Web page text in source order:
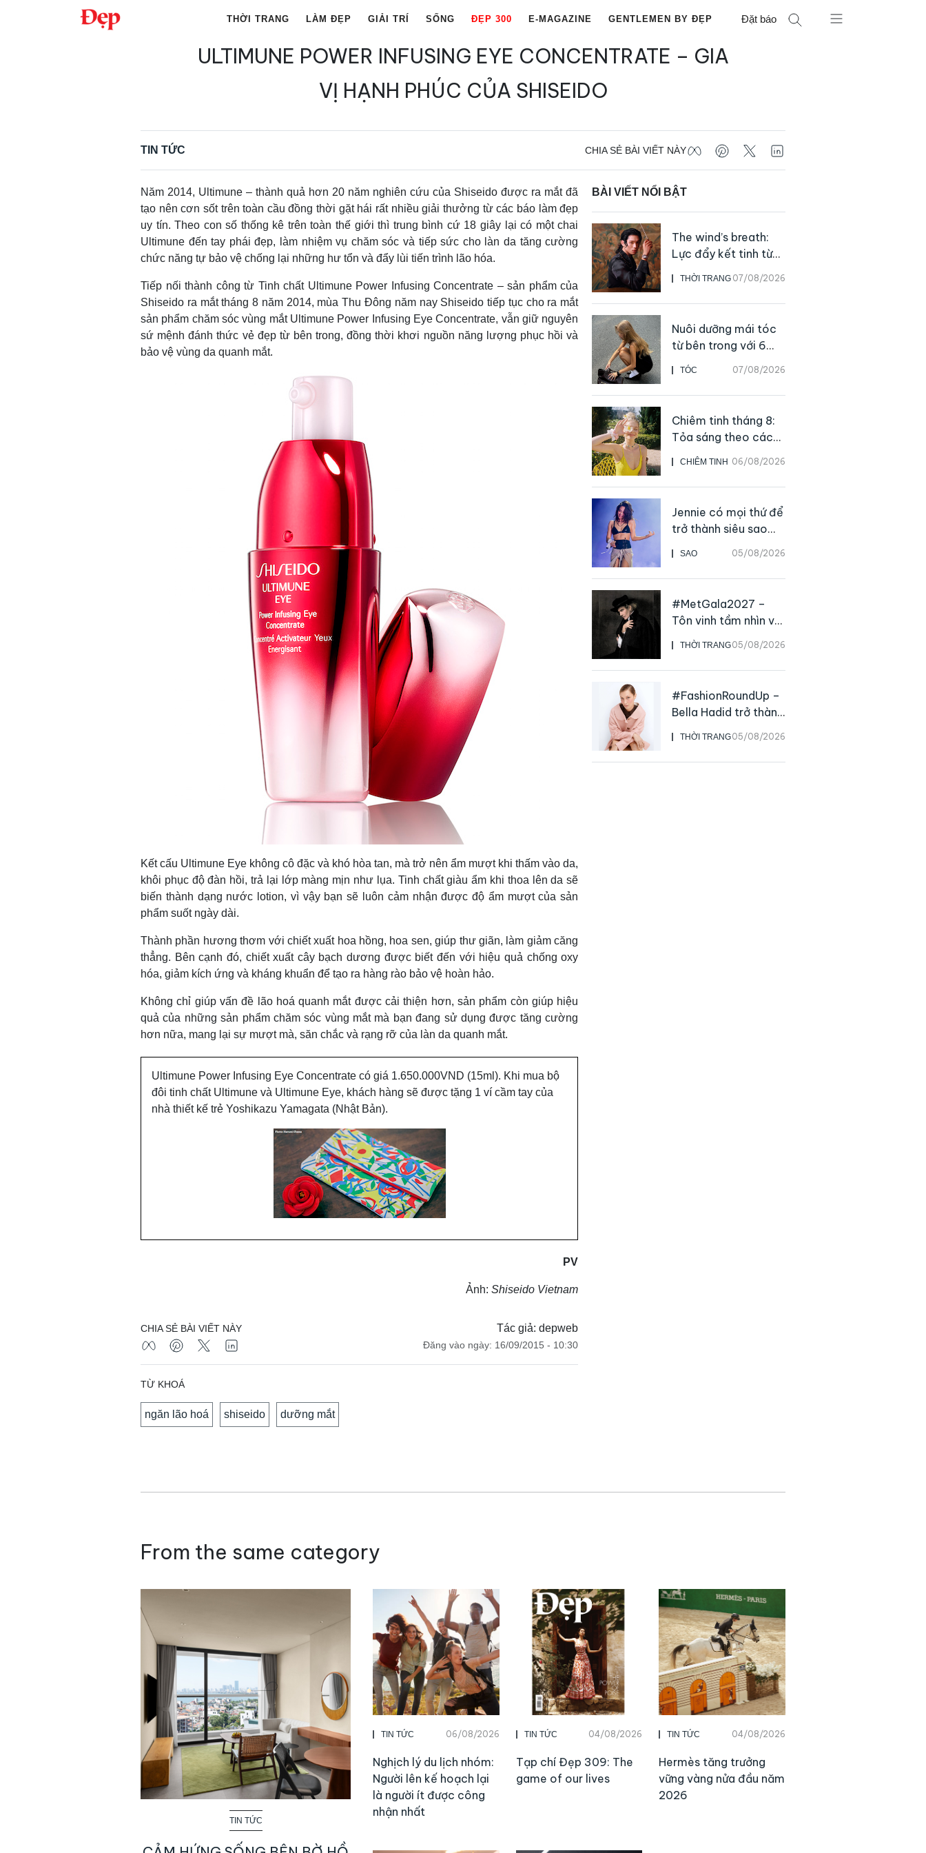
THỜI TRANG LÀM ĐẸP GIẢI TRÍ SỐNG ĐẸP 300 E-MAGAZINE GENTLEMEN BY ĐẸP Đặt báo
ULTIMUNE POWER INFUSING EYE CONCENTRATE – GIA
VỊ HẠNH PHÚC CỦA SHISEIDO
TIN TỨC CHIA SẺ BÀI VIẾT NÀY
Năm 2014, Ultimune – thành quả hơn 20 năm nghiên cứu của Shiseido được ra mắt đã
tạo nên cơn sốt trên toàn cầu đồng thời gặt hái rất nhiều giải thưởng từ các báo làm đẹp
uy tín. Theo con số thống kê trên toàn thế giới thì trung bình cứ 18 giây lại có một chai
Ultimune đến tay phái đẹp, làm nhiệm vụ chăm sóc và tiếp sức cho làn da tăng cường
chức năng tự bảo vệ chống lại những hư tổn và đẩy lùi tiến trình lão hóa.
Tiếp nối thành công từ Tinh chất Ultimune Power Infusing Concentrate – sản phẩm của
Shiseido ra mắt tháng 8 năm 2014, mùa Thu Đông năm nay Shiseido tiếp tục cho ra mắt
sản phẩm chăm sóc vùng mắt Ultimune Power Infusing Eye Concentrate, vẫn giữ nguyên
sứ mệnh đánh thức vẻ đẹp từ bên trong, đồng thời khơi nguồn năng lượng phục hồi và
bảo vệ vùng da quanh mắt.
Kết cấu Ultimune Eye không cô đặc và khó hòa tan, mà trở nên ẩm mượt khi thấm vào da,
khôi phục độ đàn hồi, trả lại lớp màng mịn như lụa. Tinh chất giàu ẩm khi thoa lên da sẽ
biến thành dạng nước lotion, vì vậy bạn sẽ luôn cảm nhận được độ ẩm mượt của sản
phẩm suốt ngày dài.
Thành phần hương thơm với chiết xuất hoa hồng, hoa sen, giúp thư giãn, làm giảm căng
thẳng. Bên cạnh đó, chiết xuất cây bạch dương được biết đến với hiệu quả chống oxy
hóa, giảm kích ứng và kháng khuẩn để tạo ra hàng rào bảo vệ hoàn hảo.
Không chỉ giúp vấn đề lão hoá quanh mắt được cải thiện hơn, sản phẩm còn giúp hiệu
quả của những sản phẩm chăm sóc vùng mắt mà bạn đang sử dụng được tăng cường
hơn nữa, mang lại sự mượt mà, săn chắc và rạng rỡ của làn da quanh mắt.
Ultimune Power Infusing Eye Concentrate có giá 1.650.000VND (15ml). Khi mua bộ
đôi tinh chất Ultimune và Ultimune Eye, khách hàng sẽ được tặng 1 ví cầm tay của
nhà thiết kế trẻ Yoshikazu Yamagata (Nhật Bản).
PV
Ảnh: Shiseido Vietnam
Tác giả: depweb
Đăng vào ngày: 16/09/2015 - 10:30
CHIA SẺ BÀI VIẾT NÀY
TỪ KHOÁ
ngăn lão hoá shiseido dưỡng mắt
BÀI VIẾT NỔI BẬT
THỜI TRANG 07/08/2026
The wind’s breath:
Lực đẩy kết tinh từ
sự kiên định
TÓC 07/08/2026
Nuôi dưỡng mái tóc
từ bên trong với 6
thực phẩm giàu
dưỡng chất
CHIÊM TINH 06/08/2026
Chiêm tinh tháng 8:
Tỏa sáng theo cách
của chính mình
SAO 05/08/2026
Jennie có mọi thứ để
trở thành siêu sao
live
THỜI TRANG05/08/2026
#MetGala2027 –
Tôn vinh tầm nhìn và
sức ảnh hưởng sâu
rộng của NTK John
Galliano
THỜI TRANG05/08/2026
#FashionRoundUp –
Bella Hadid trở thành
Đại sứ Toàn cầu của
Prada Beauty,
CHANEL mua lại
From the same category
TIN TỨC
TIN TỨC 06/08/2026
Nghịch lý du lịch nhóm:
Người lên kế hoạch lại
là người ít được công
nhận nhất
TIN TỨC 04/08/2026
Tạp chí Đẹp 309: The
game of our lives
TIN TỨC 04/08/2026
Hermès tăng trưởng
vững vàng nửa đầu năm
2026